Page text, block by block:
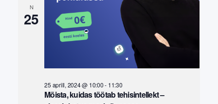
N
25
25 aprill, 2024 @ 10:00- 11:30
Mõista, kuidas töötab tehisintellekt –